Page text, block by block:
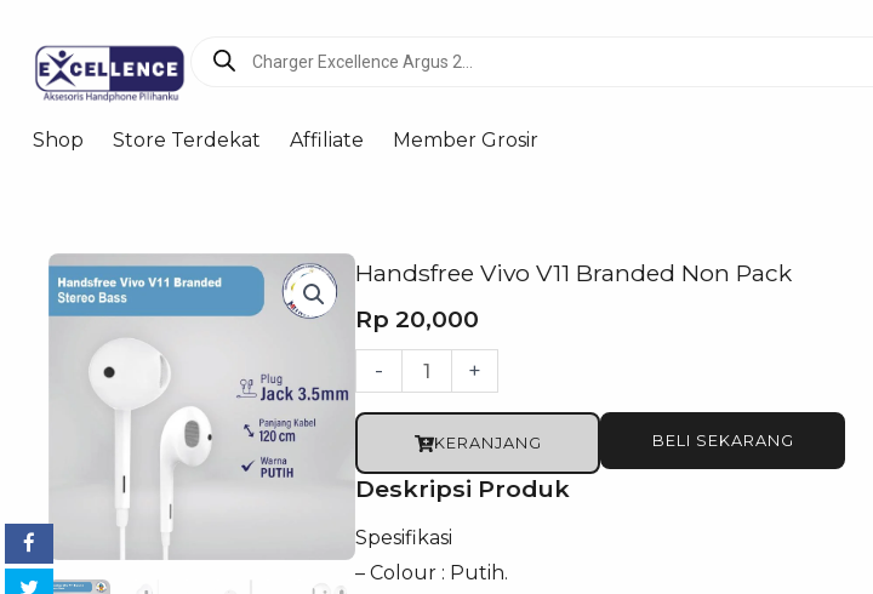
search
Shop Store Terdekat Affiliate Member Grosir
Handsfree Vivo V11 Branded Non Pack
Rp 20,000
-
Kuantitas
V11
Branded
Non
Pack
+
KERANJANG BELI SEKARANG
Deskripsi Produk
Spesifikasi
– Colour : Putih.